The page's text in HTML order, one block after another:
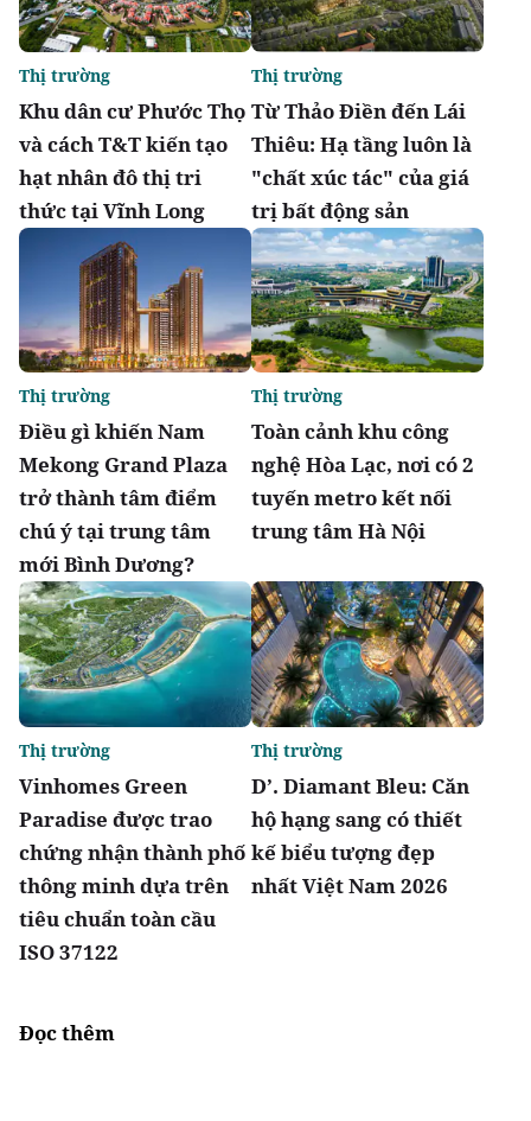
Khu dân cư Phước Thọ
và cách T&T kiến tạo
hạt nhân đô thị tri
thức tại Vĩnh Long
Thị trường
Từ Thảo Điền đến Lái
Thiêu: Hạ tầng luôn là
"chất xúc tác" của giá
trị bất động sản
Thị trường
Điều gì khiến Nam
Mekong Grand Plaza
trở thành tâm điểm
chú ý tại trung tâm
mới Bình Dương?
Thị trường
Toàn cảnh khu công
nghệ Hòa Lạc, nơi có 2
tuyến metro kết nối
trung tâm Hà Nội
Thị trường
Vinhomes Green
Paradise được trao
chứng nhận thành phố
thông minh dựa trên
tiêu chuẩn toàn cầu
ISO 37122
Thị trường
D’. Diamant Bleu: Căn
hộ hạng sang có thiết
kế biểu tượng đẹp
nhất Việt Nam 2026
Thị trường
Đọc thêm